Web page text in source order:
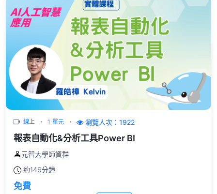
線上 1 單元 瀏覽人次：1922
報表自動化&分析工具Power BI
元智大學師資群
約146分鐘
免費